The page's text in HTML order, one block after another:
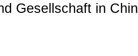
Gesellschaft in